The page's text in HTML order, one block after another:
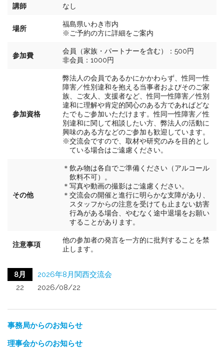
講師 なし
場所
福島県いわき市内
※ご予約の方に詳細をご案内
参加費
会員（家族・パートナーを含む）：500円
非会員：1000円
参加資格
弊法人の会員であるかにかかわらず、性同一性
障害／性別違和を抱える当事者およびそのご家
族、ご友人、支援者など、性同一性障害／性別
違和に理解や肯定的関心のある方であればどな
たでもご参加いただけます。性同一性障害／性
別違和に関して相談したい方、弊法人の活動に
興味のある方などのご参加も歓迎しています。
※交流会ですので、取材や研究のみを目的とし
ている場合はご遠慮ください。
その他
＊飲み物は各自でご準備ください（アルコール
飲料不可）。
＊写真や動画の撮影はご遠慮ください。
＊交流会の開催と進行に明らかな支障があり、
スタッフからの注意を受けても止まない妨害
行為がある場合、やむなく途中退場をお願い
することがあります。
注意事項
他の参加者の発言を一方的に批判することを禁
止します。
8月
22
2026年8月関西交流会
2026/08/22
事務局からのお知らせ
理事会からのお知らせ